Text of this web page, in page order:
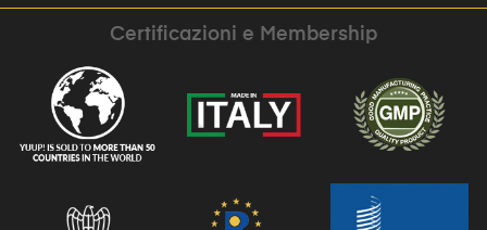
Certificazioni e Membership